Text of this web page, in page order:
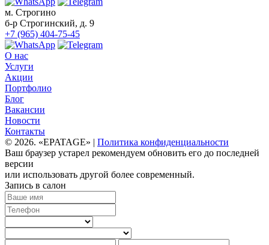
м. Строгино
б-р Строгинский, д. 9
+7 (965) 404-75-45
О нас
Услуги
Акции
Портфолио
Блог
Вакансии
Новости
Контакты
© 2026. «EPATAGE» | Политика конфиденциальности
Ваш браузер устарел рекомендуем обновить его до последней
версии
или использовать другой более современный.
Запись в салон